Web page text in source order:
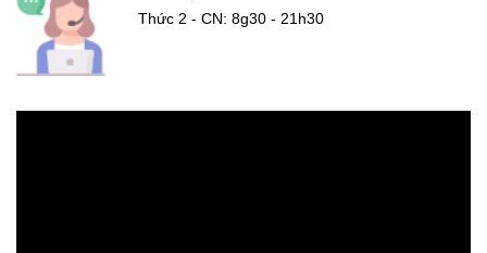
Thức 2 - CN: 8g30 - 21h30